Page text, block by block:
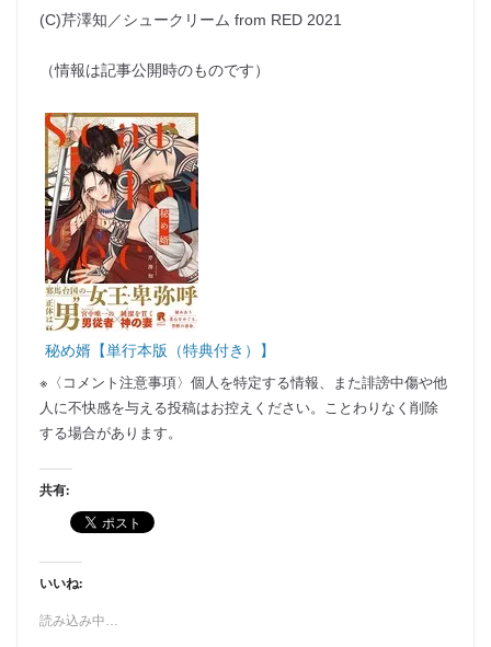
(C)芹澤知／シュークリーム from RED 2021
（情報は記事公開時のものです）
秘め婿【単行本版（特典付き）】
※〈コメント注意事項〉個人を特定する情報、また誹謗中傷や他
人に不快感を与える投稿はお控えください。ことわりなく削除
する場合があります。
共有:
いいね:
読み込み中…